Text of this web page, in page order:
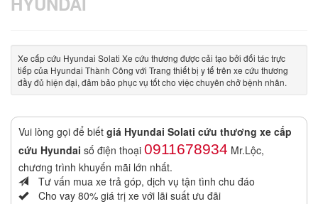
Xe cấp cứu Hyundai Solati Xe cứu thương được cải tạo bởi đối tác trực
tiếp của Hyundai Thành Công với Trang thiết bị y tế trên xe cứu thương
đầy đủ hiện đại, đảm bảo phục vụ tốt cho việc chuyên chở bệnh nhân.
Vui lòng gọi để biết giá Hyundai Solati cứu thương xe cấp
cứu Hyundai số điện thoại 0911678934 Mr.Lộc,
chương trình khuyến mãi lớn nhất.
Tư vấn mua xe trả góp, dịch vụ tận tình chu đáo
Cho vay 80% giá trị xe với lãi suất ưu đãi